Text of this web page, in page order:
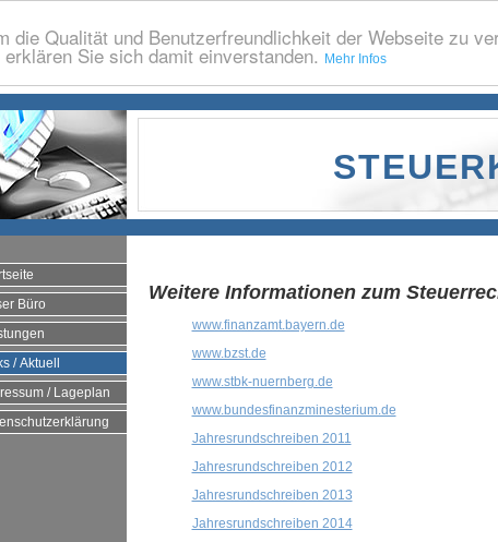
die Qualität und Benutzerfreundlichkeit der Webseite zu
Sie sich damit einverstanden. Mehr Infos
Büro
/ Aktuell
/ Lageplan
Weitere Informationen zum
www.finanzamt.bayern.de
www.bzst.de
www.stbk-nuernberg.de
www.bundesfinanzminesterium.de
Jahresrundschreiben 2011
Jahresrundschreiben 2012
Jahresrundschreiben 2013
Jahresrundschreiben 2014